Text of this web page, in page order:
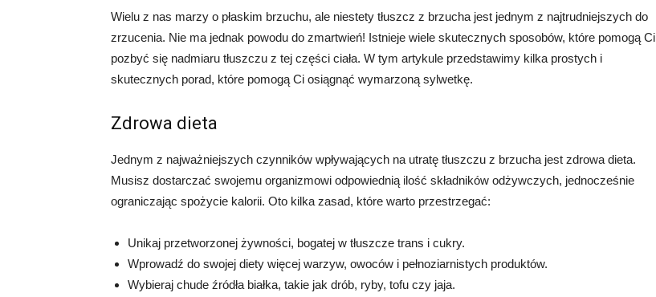
Wielu z nas marzy o płaskim brzuchu, ale niestety tłuszcz z brzucha jest jednym z najtrudniejszych do
zrzucenia. Nie ma jednak powodu do zmartwień! Istnieje wiele skutecznych sposobów, które pomogą Ci
pozbyć się nadmiaru tłuszczu z tej części ciała. W tym artykule przedstawimy kilka prostych i
skutecznych porad, które pomogą Ci osiągnąć wymarzoną sylwetkę.
Zdrowa dieta
Jednym z najważniejszych czynników wpływających na utratę tłuszczu z brzucha jest zdrowa dieta.
Musisz dostarczać swojemu organizmowi odpowiednią ilość składników odżywczych, jednocześnie
ograniczając spożycie kalorii. Oto kilka zasad, które warto przestrzegać:
Unikaj przetworzonej żywności, bogatej w tłuszcze trans i cukry.
Wprowadź do swojej diety więcej warzyw, owoców i pełnoziarnistych produktów.
Wybieraj chude źródła białka, takie jak drób, ryby, tofu czy jaja.